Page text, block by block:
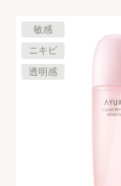
敏感
ニキビ
透明感